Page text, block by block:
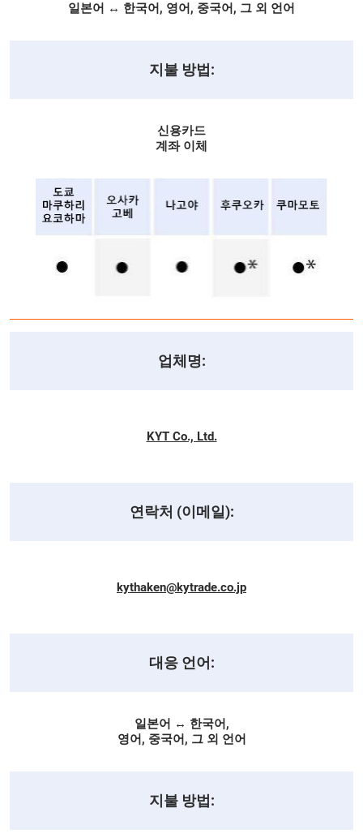
일본어 ↔ 한국어, 영어, 중국어, 그 외 언어
지불 방법:
신용카드
계좌 이체
업체명:
KYT Co., Ltd.
연락처 (이메일):
kythaken@kytrade.co.jp
대응 언어:
일본어 ↔ 한국어,
영어, 중국어, 그 외 언어
지불 방법: